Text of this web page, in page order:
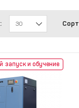
30
запуск и обучение